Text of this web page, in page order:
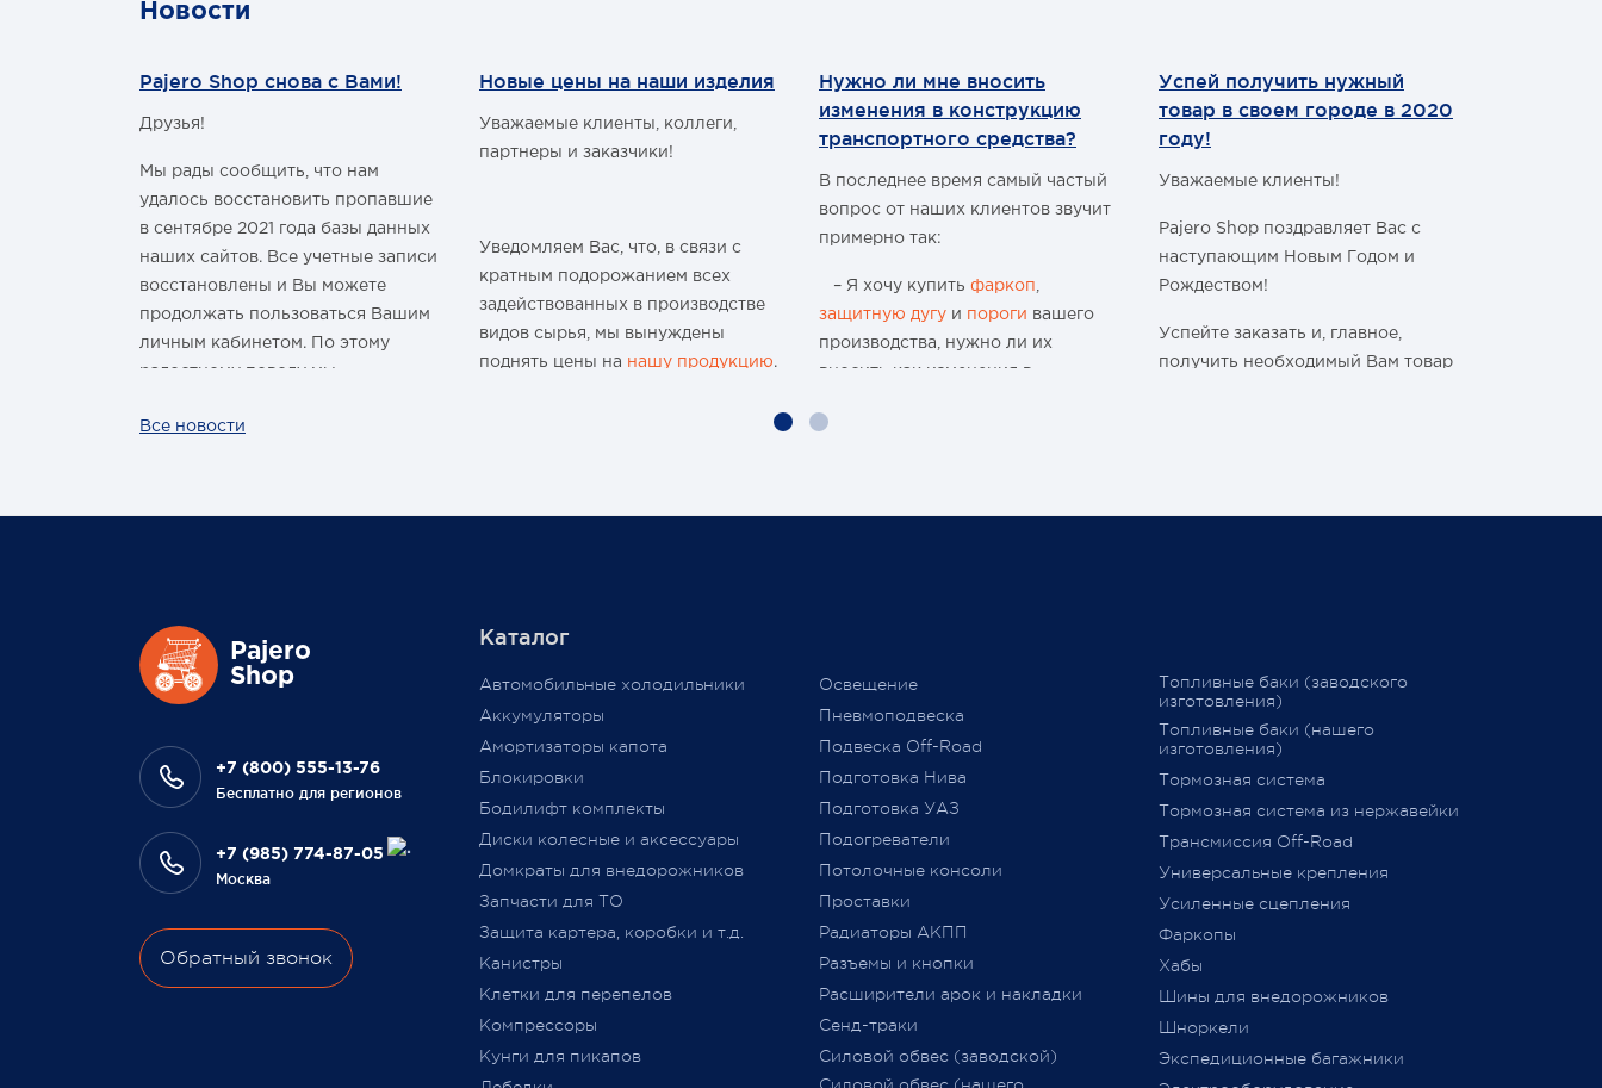
Новости
Pajero Shop снова с Вами!
Друзья!
Мы рады сообщить, что нам
удалось восстановить пропавшие
в сентябре 2021 года базы данных
наших сайтов. Все учетные записи
восстановлены и Вы можете
продолжать пользоваться Вашим
личным кабинетом. По этому
радостному поводу мы
покупателю промокод со скидкой
Маруся от VK. Он отобразится в
Также 1 марта 2022 года мы
разыграем одну умную колонку
среди наших покупателей,
этого года.
Всегда Ваш, Pajero Shop
3 февраля 2022
Новые цены на наши изделия
Уважаемые клиенты, коллеги,
партнеры и заказчики!
Уведомляем Вас, что, в связи с
кратным подорожанием всех
задействованных в производстве
видов сырья, мы вынуждены
поднять цены на нашу продукцию.
повысить цены вновь...
что Вы выбираете нас и надежду
на дальнейшее плодотворное
сотрудничество.
Ваш Pajero Shop.
9 июля 2021
Нужно ли мне вносить
изменения в конструкцию
транспортного средства?
В последнее время самый частый
вопрос от наших клиентов звучит
примерно так:
– Я хочу купить фаркоп
защитную дугу и пороги вашего
производства, нужно ли их
вносить как изменения в
средства и что мне будет, если
технического регламента
Таможенного союза (
018/2011) «О безопасности
колесных транспортных средств»
принятого Решением Комиссии
Таможенного союза от 09.12.2011 г.
№ 877 (с изменениями)
«Одобрение Типа Транспортного
Средства
далее –
После прохождения всех
испытаний и проверок на
соответствие требований
018/2011, аккредитованным
Успей получить нужный
товар в своем городе в 2020
году!
Уважаемые клиенты!
Pajero Shop поздравляет Вас с
наступающим Новым Годом и
Рождеством!
Успейте заказать и, главное,
получить необходимый Вам товар
График последних отправок "ПЭК"
15 декабря 2020
Все новости
Pajero
Shop
+7 (800) 555-13-76
Бесплатно для регионов
+7 (985) 774-87-05
Москва
Обратный звонок
Каталог
Автомобильные холодильники
Аккумуляторы
Амортизаторы капота
Блокировки
Бодилифт комплекты
Диски колесные и аксессуары
Домкраты для внедорожников
Запчасти для ТО
Защита картера, коробки и т.д.
Канистры
Клетки для перепелов
Компрессоры
Кунги для пикапов
Освещение
Пневмоподвеска
Подвеска Off-Road
Подготовка Нива
Подготовка УАЗ
Подогреватели
Потолочные консоли
Проставки
Радиаторы АКПП
Разъемы и кнопки
Расширители арок и накладки
Сенд-траки
Силовой обвес (заводской)
Топливные баки (заводского
изготовления)
Топливные баки (нашего
изготовления)
Тормозная система
Тормозная система из нержавейки
Трансмиссия Off-Road
Универсальные крепления
Усиленные сцепления
Фаркопы
Хабы
Шины для внедорожников
Шноркели
Экспедиционные багажники